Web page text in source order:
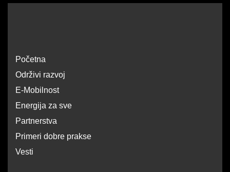
Početna
Održivi razvoj
E-Mobilnost
Energija za sve
Partnerstva
Primeri dobre prakse
Vesti